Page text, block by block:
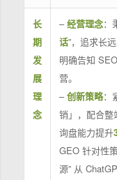
长
期
发
展
理
念
–经营理念：
话”，追求长
明确告知
营。
–创新策略：
销」，配合整
询盘能力提升
GEO 针对性
源” 从